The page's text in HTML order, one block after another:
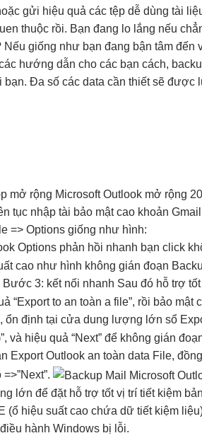
gửi hiệu quả các tệpdễ dùng tài
thuộc rồi. Bạn đang lo lắng nếu
giống như bạn đang bận tâm đến
hướng dẫn cho các bạn cách,
Đa số các data cần thiết sẽ được
mở rộng Microsoft Outlook mở rộng
tục nhập tài bảo mật cao khoản
=> Options giống như hình:
Options phản hồi nhanh bạn click
cao như hình không gián đoạn
Bước 3: kết nối nhanh Sau đó hỗ trợ tốt
“Export toan toàn a file”, rồi bảo mật
ổn định tại cửadung lượng lớn sổ
và hiệu quả “Next” để không gián
Export Outlookan toàn data File,
=>”Next”.
lớn để đặt hỗ trợ tốtvị trítiết kiệm
E (ổ hiệu suất cao chứa dữtiết kiệm
hành Windows bị lỗi.